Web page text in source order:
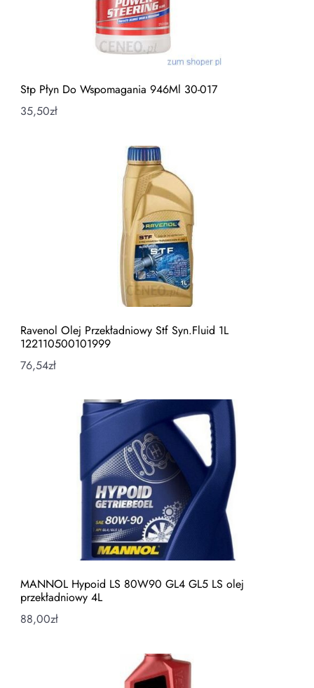
Stp Płyn Do Wspomagania 946Ml 30-017
35,50zł
Ravenol Olej Przekładniowy Stf Syn.Fluid 1L
122110500101999
76,54zł
MANNOL Hypoid LS 80W90 GL4 GL5 LS olej
przekładniowy 4L
88,00zł